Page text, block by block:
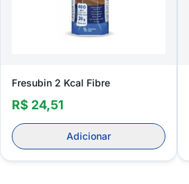
Fresubin 2 Kcal Fibre
R$ 24,51
Adicionar